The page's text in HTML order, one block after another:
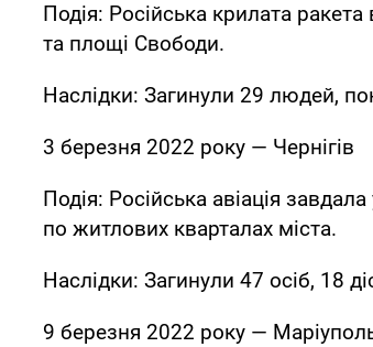
Подія: Російська крилата
та площі Свободи.
Наслідки: Загинули 29 людей,
3 березня 2022 року — Чернігів
Подія: Російська авіація
по житлових кварталах міста.
Наслідки: Загинули 47 осіб, 18
9 березня 2022 року —